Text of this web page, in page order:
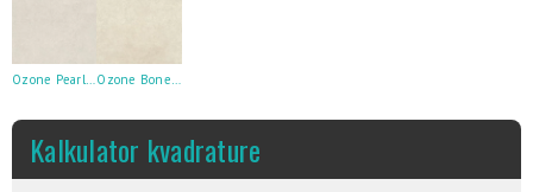
Ozone Pearl rect 60×60 Ozone Bone rect 60×60
Kalkulator kvadrature